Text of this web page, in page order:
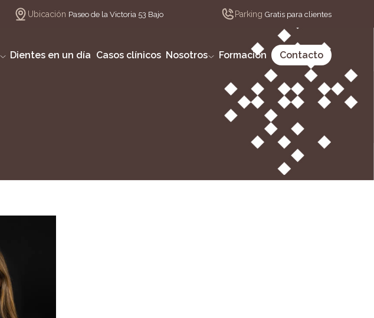
Ubicación Paseo de la Victoria 53 Bajo Parking Gratis para clientes
Dientes en un día Casos clínicos Nosotros Formación Contacto